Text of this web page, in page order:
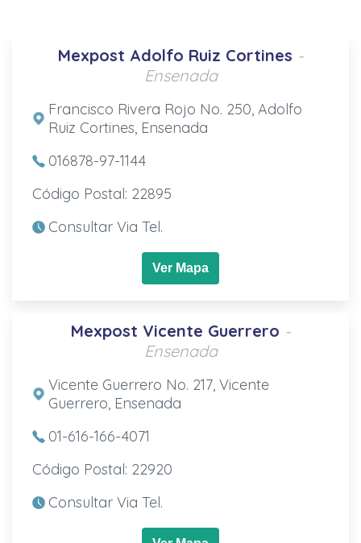
Mexpost Adolfo Ruiz Cortines -
Ensenada
Francisco Rivera Rojo No. 250, Adolfo
Ruiz Cortines, Ensenada
016878-97-1144
Código Postal: 22895
Consultar Via Tel.
Ver Mapa
Mexpost Vicente Guerrero -
Ensenada
Vicente Guerrero No. 217, Vicente
Guerrero, Ensenada
01-616-166-4071
Código Postal: 22920
Consultar Via Tel.